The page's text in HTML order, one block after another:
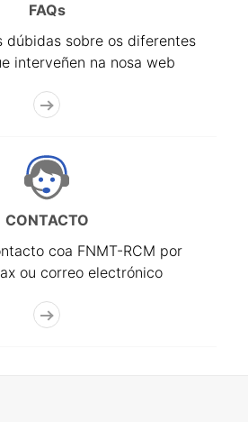
FAQs
dúbidas sobre os diferentes
interveñen na nosa web
CONTACTO
coa FNMT-RCM por
ou correo electrónico